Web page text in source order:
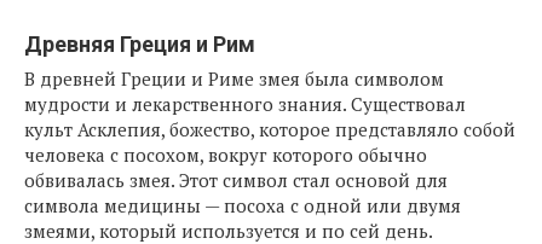
Древняя Греция и Рим
В древней Греции и Риме змея была символом
мудрости и лекарственного знания. Существовал
культ Асклепия, божество, которое представляло собой
человека с посохом, вокруг которого обычно
обвивалась змея. Этот символ стал основой для
символа медицины — посоха с одной или двумя
змеями, который используется и по сей день.